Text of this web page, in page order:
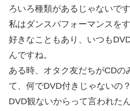
ろいろ種類があるじゃないで
私はダンスパフォーマンスを
好きなこともあり、いつも
んですね。
ある時、オタク友だちがCDの
て、何でDVD付きじゃないの
DVD観ないからって言われた